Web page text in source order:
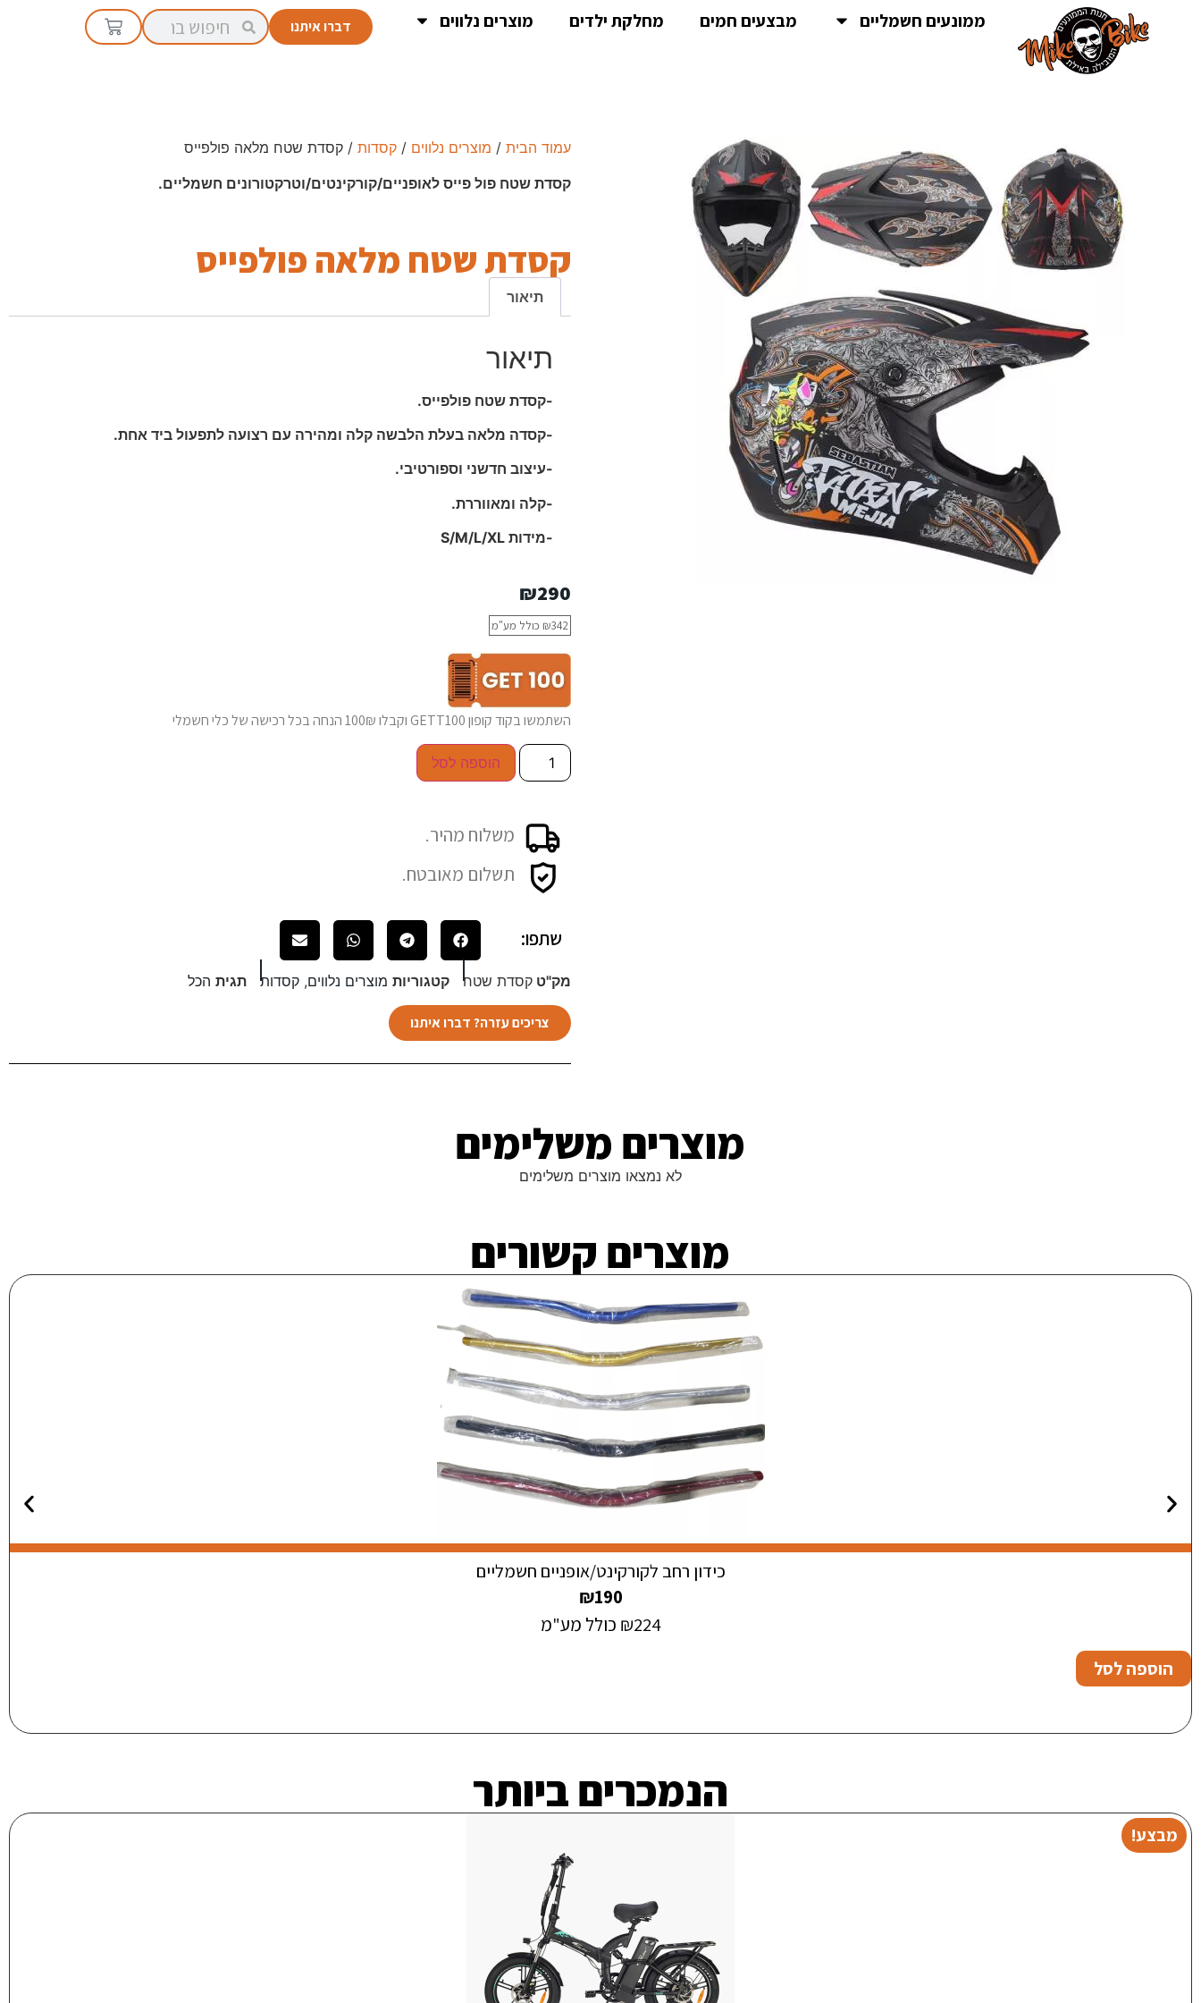
ממונעים חשמליים מבצעים חמים מחלקת ילדים מוצרים נלווים דברו איתנו
עמוד הבית / מוצרים נלווים /קסדות / קסדת שטח מלאה פולפייס
קסדת שטח פול פייס לאופניים/קורקינטים/וטרקטורונים חשמליים.
קסדת שטח מלאה פולפייס
תיאור
תיאור
-קסדת שטח פולפייס.
-קסדה מלאה בעלת הלבשה קלה ומהירה עם רצועה לתפעול ביד אחת.
-עיצוב חדשני וספורטיבי.
-קלה ומאווררת.
-מידות S/M/L/XL
₪290
₪342 כולל מע"מ
השתמשו בקוד קופון GETT100 וקבלו 100₪ הנחה בכל רכישה של כלי חשמלי
הוספה לסל
משלוח מהיר.
תשלום מאובטח.
שתפו:
מק"טקסדת שטח קטגוריות מוצרים נלווים,קסדות תגית הכל
צריכים עזרה? דברו איתנו
מוצרים משלימים​
לא נמצאו מוצרים משלימים
מוצרים קשורים
כידון רחב לקורקינט/אופניים חשמליים
₪190
₪224 כולל מע"מ
הוספה לסל
הנמכרים ביותר
מבצע!